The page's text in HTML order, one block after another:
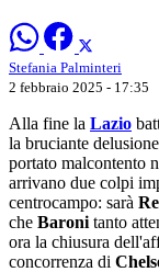
Stefania Palminteri
2 febbraio 2025 - 17:35
Alla fine la Lazio
la bruciante
portato malcontento
arrivano due colpi
centrocampo: sarà
che Baroni tanto
ora la chiusura
concorrenza di